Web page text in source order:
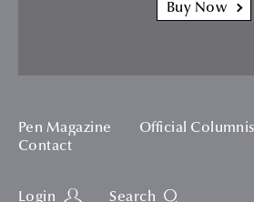
Buy Now
Pen Magazine Official
Contact
Login Search